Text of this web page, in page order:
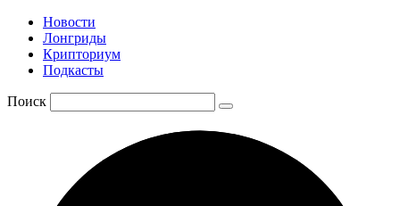
Новости
Лонгриды
Крипториум
Подкасты
Поиск